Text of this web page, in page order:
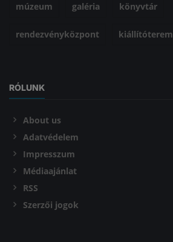
múzeum galéria könyvtár
rendezvényközpont kiállítóterem
RÓLUNK
About us
Adatvédelem
Impresszum
Médiaajánlat
RSS
Szerzői jogok